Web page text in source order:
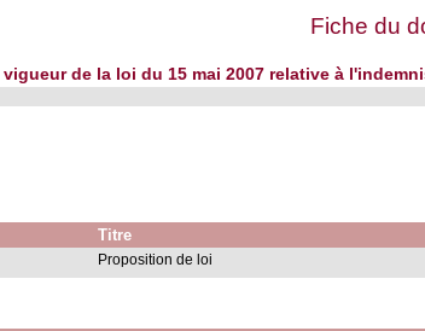
Fiche du
de la loi du 15 mai 2007 relative à
Titre
Proposition de loi